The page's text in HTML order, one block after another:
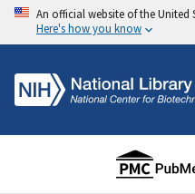
An official website of the United
Here's how you know